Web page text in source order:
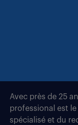
Avec près de 25
professional est le
spécialisé et du